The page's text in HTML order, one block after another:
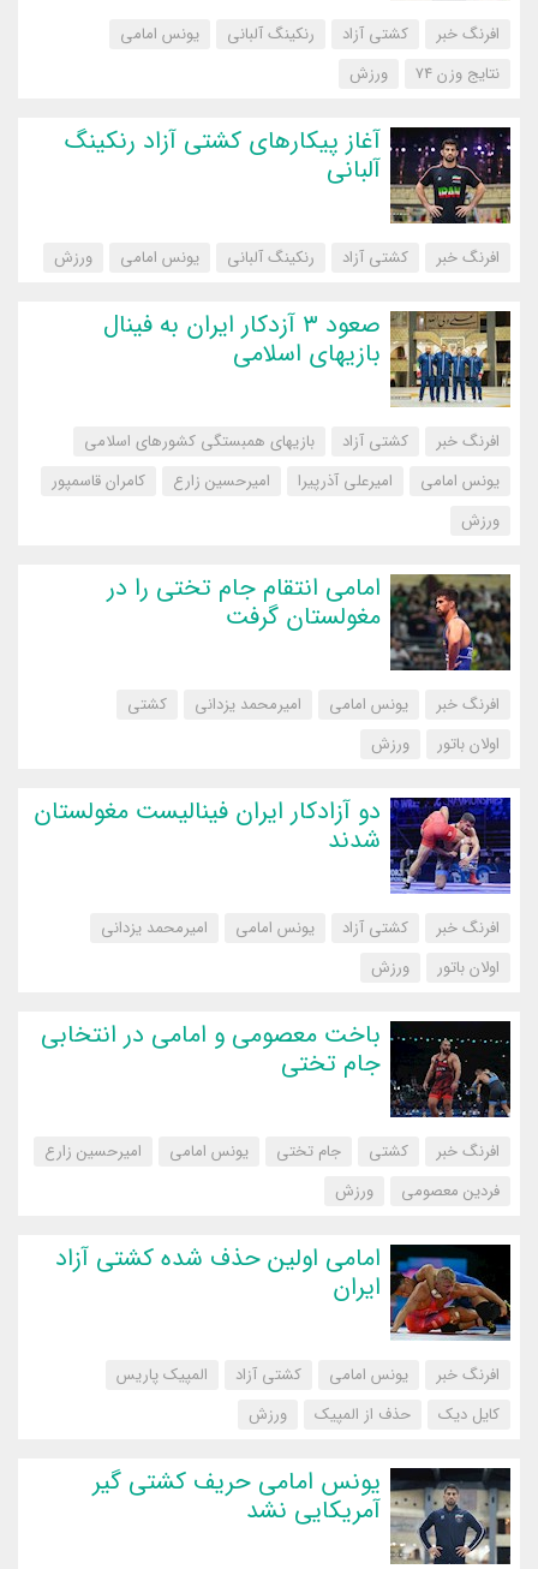
افرنگ خبر کشتی آزاد رنکینگ آلبانی
یونس امامی
نتایج وزن ۷۴
‌ورزش
آغاز پیکارهای کشتی آزاد رنکینگ
آلبانی
افرنگ خبر کشتی آزاد رنکینگ آلبانی یونس امامی ‌ورزش
صعود ۳ آزدکار ایران به فینال
بازیهای اسلامی
افرنگ خبر کشتی آزاد
بازیهای همبستگی کشورهای اسلامی
یونس امامی
امیرعلی آذرپیرا امیرحسین زارع
کامران قاسمپور
‌ورزش
امامی انتقام جام تختی را در
مغولستان گرفت
افرنگ خبر یونس امامی امیرمحمد یزدانی
کشتی
اولان باتور
‌ورزش
دو آزادکار ایران فینالیست مغولستان
شدند
افرنگ خبر کشتی آزاد یونس امامی
امیرمحمد یزدانی
اولان باتور
‌ورزش
باخت معصومی و امامی در انتخابی
جام تختی
افرنگ خبر کشتی جام تختی یونس امامی
امیرحسین زارع
فردین معصومی
‌ورزش
امامی اولین حذف شده کشتی آزاد
ایران
افرنگ خبر یونس امامی کشتی آزاد
المپیک پاریس
کایل دیک
حذف از المپیک ‌ورزش
یونس امامی حریف کشتی گیر
آمریکایی نشد